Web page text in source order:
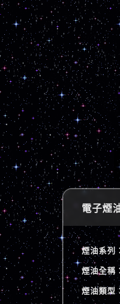
電子煙
煙油系列
煙油全稱：
煙油類型